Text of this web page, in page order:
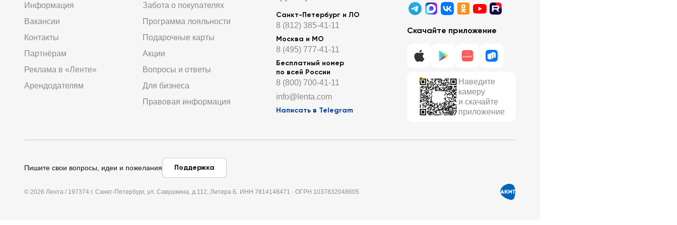
Информация
Вакансии
Контакты
Партнёрам
Реклама в «Ленте»
Арендодателям
Забота о покупателях
Программа лояльности
Подарочные карты
Акции
Вопросы и ответы
Для бизнеса
Правовая информация
Санкт-Петербург и ЛО
8 (812) 385-41-11
Москва и МО
8 (495) 777-41-11
Бесплатный номер
по всей России
8 (800) 700-41-11
info@lenta.com
Написать в Telegram
Скачайте приложение
Наведите
камеру
и скачайте
приложение
Пишите свои вопросы, идеи и пожелания Поддержка
© 2026 Лента / 197374 г. Санкт-Петербург, ул. Савушкина, д.112, Литера Б. ИНН 7814148471 · ОГРН 1037832048605